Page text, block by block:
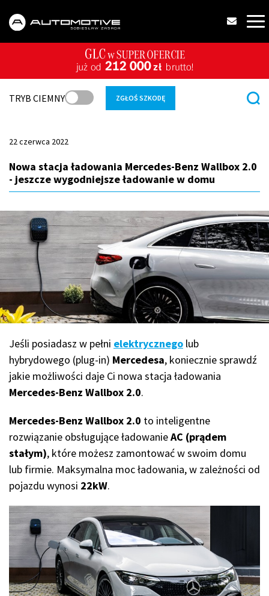
TRYB CIEMNY ZGŁOŚ SZKODĘ
22 czerwca 2022
Nowa stacja ładowania Mercedes-Benz Wallbox 2.0
- jeszcze wygodniejsze ładowanie w domu
Jeśli posiadasz w pełni elektrycznego lub
hybrydowego (plug-in) Mercedesa, koniecznie sprawdź
jakie możliwości daje Ci nowa stacja ładowania
Mercedes-Benz Wallbox 2.0.
Mercedes-Benz Wallbox 2.0 to inteligentne
rozwiązanie obsługujące ładowanieAC (prądem
stałym), które możesz zamontować w swoim domu
lub firmie. Maksymalna moc ładowania, w zależności od
pojazdu wynosi 22kW.